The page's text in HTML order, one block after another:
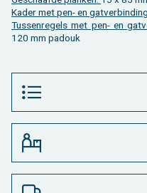
Kader met pen- en
Tus­sen­re­gels met pen- en
120 mm pa­douk